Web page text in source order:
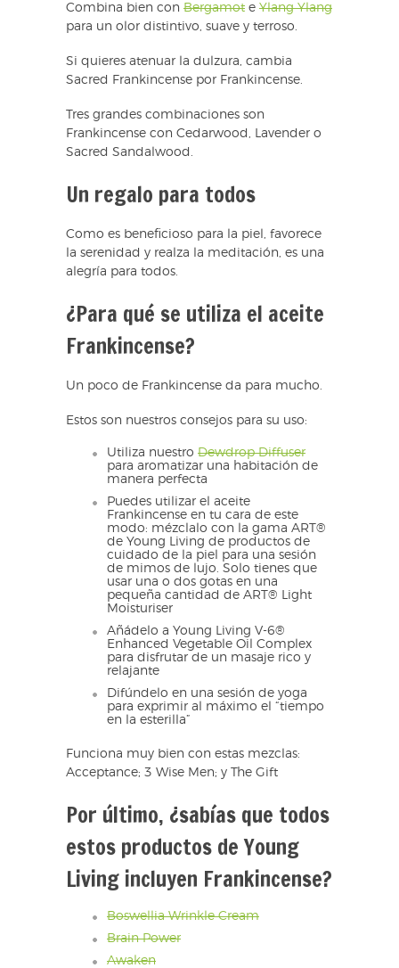
Combina bien con Bergamot e Ylang Ylang
para un olor distintivo, suave y terroso.
Si quieres atenuar la dulzura, cambia
Sacred Frankincense por Frankincense.
Tres grandes combinaciones son
Frankincense con Cedarwood, Lavender o
Sacred Sandalwood.
Un regalo para todos
Como es beneficioso para la piel, favorece
la serenidad y realza la meditación, es una
alegría para todos.
¿Para qué se utiliza el aceite
Frankincense?
Un poco de Frankincense da para mucho.
Estos son nuestros consejos para su uso:
Utiliza nuestro Dewdrop Diffuser
para aromatizar una habitación de
manera perfecta
Puedes utilizar el aceite
Frankincense en tu cara de este
modo: mézclalo con la gama ART®
de Young Living de productos de
cuidado de la piel para una sesión
de mimos de lujo. Solo tienes que
usar una o dos gotas en una
pequeña cantidad de ART® Light
Moisturiser
Añádelo a Young Living V-6®
Enhanced Vegetable Oil Complex
para disfrutar de un masaje rico y
relajante
Difúndelo en una sesión de yoga
para exprimir al máximo el “tiempo
en la esterilla”
Funciona muy bien con estas mezclas:
Acceptance; 3 Wise Men; y The Gift
Por último, ¿sabías que todos
estos productos de Young
Living incluyen Frankincense?
Boswellia Wrinkle Cream
Brain Power
Awaken